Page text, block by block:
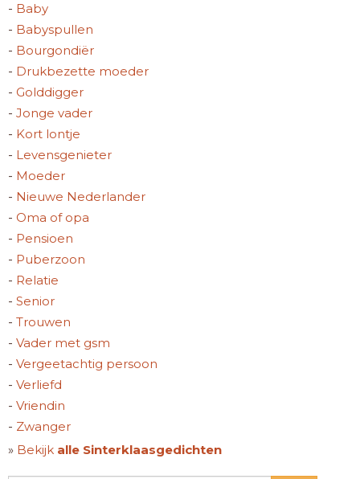
- Baby
- Babyspullen
- Bourgondiër
- Drukbezette moeder
- Golddigger
- Jonge vader
- Kort lontje
- Levensgenieter
- Moeder
- Nieuwe Nederlander
- Oma of opa
- Pensioen
- Puberzoon
- Relatie
- Senior
- Trouwen
- Vader met gsm
- Vergeetachtig persoon
- Verliefd
- Vriendin
- Zwanger
» Bekijk alle Sinterklaasgedichten